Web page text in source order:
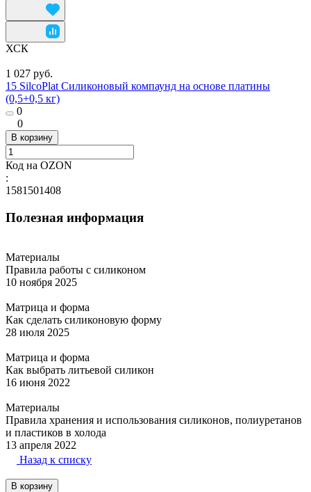
ХСК
1 027 руб.
15 SilcoPlat Силиконовый компаунд на основе платины
(0,5+0,5 кг)
0
0
В корзину
Код на OZON
:
1581501408
Полезная информация
Материалы
Правила работы с силиконом
10 ноября 2025
Матрица и форма
Как сделать силиконовую форму
28 июля 2025
Матрица и форма
Как выбрать литьевой силикон
16 июня 2022
Материалы
Правила хранения и использования силиконов, полиуретанов
и пластиков в холода
13 апреля 2022
Назад к списку
В корзину